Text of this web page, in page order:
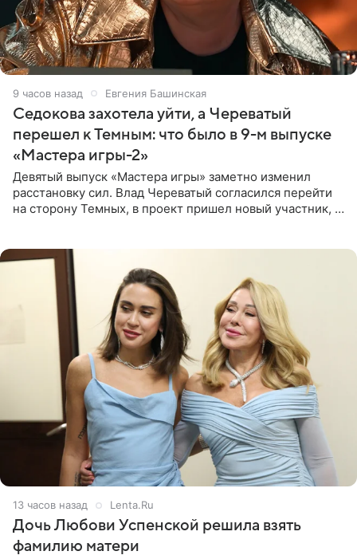
9 часов назад Евгения Башинская
Седокова захотела уйти, а Череватый
перешел к Темным: что было в 9-м выпуске
«Мастера игры-2»
Девятый выпуск «Мастера игры» заметно изменил
расстановку сил. Влад Череватый согласился перейти
на сторону Темных, в проект пришел новый участник, а
13 часов назад Lenta.Ru
Дочь Любови Успенской решила взять
фамилию матери